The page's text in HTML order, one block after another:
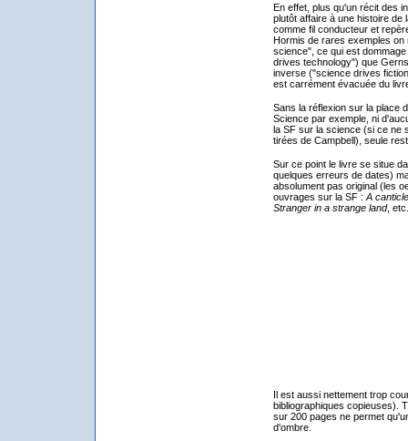
En effet, plus qu'un récit des
plutôt affaire à une histoire de
comme fil conducteur et
Hormis de rares exemples
science", ce qui est
drives technology") que
inverse ("science drives
est carrément évacuée du
Sans la réflexion sur la place
Science par exemple, ni
la SF sur la science (si ce ne
tirées de Campbell), seule
Sur ce point le livre se situe
quelques erreurs de dates)
absolument pas original (les
ouvrages sur la SF : A
Stranger in a strange land,
Il est aussi nettement trop
bibliographiques copieuses).
sur 200 pages ne permet
d'ombre.